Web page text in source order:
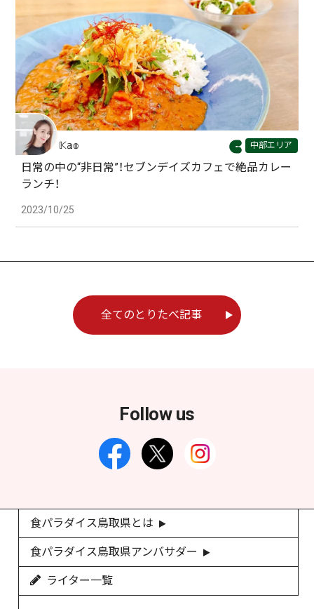
𝕂𝕒𝕠 中部エリア
日常の中の“非日常”！セブンデイズカフェで絶品カレー
ランチ！
2023/10/25
全てのとりたべ記事
Follow us
食パラダイス鳥取県とは
食パラダイス鳥取県アンバサダー
ライター一覧